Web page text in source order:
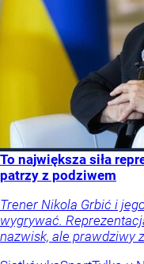
To największa siła
patrzy z podziwem
Trener Nikola Grbić i
wygrywać.
nazwisk, ale prawdziwy